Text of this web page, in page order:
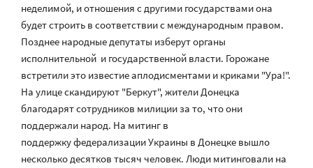
неделимой, и отношения с другими государствами она
будет строить в соответствии с международным правом.
Позднее народные депутаты изберут органы
исполнительной и государственной власти. Горожане
встретили это известие аплодисментами и криками "Ура!".
На улице скандируют "Беркут", жители Донецка
благодарят сотрудников милиции за то, что они
поддержали народ. На митинг в
поддержку федерализации Украины в Донецке вышло
несколько десятков тысяч человек. Люди митинговали на